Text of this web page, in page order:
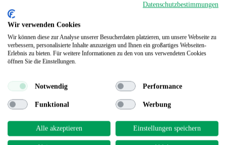
Terrassendielen
Datenschutzbestimmungen
Wir verwenden Cookies
Wir können diese zur Analyse unserer Besucherdaten platzieren, um unsere Webseite zu
verbessern, personalisierte Inhalte anzuzeigen und Ihnen ein großartiges Webseiten-
Erlebnis zu bieten. Für weitere Informationen zu den von uns verwendeten Cookies
öffnen Sie die Einstellungen.
Notwendig Performance
Funktional Werbung
Alle akzeptieren Einstellungen speichern